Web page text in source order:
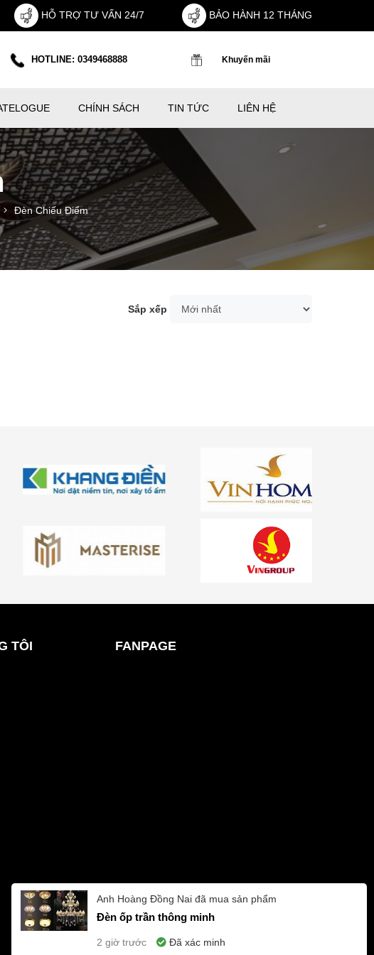
HỖ TRỢ TƯ VẤN 24/7 BẢO HÀNH 12 THÁNG
HOTLINE: 0349468888 Khuyến mãi
CHÍNH SÁCH TIN TỨC LIÊN HỆ
Đèn Chiếu Điểm
Sắp xếp
TÔI FANPAGE
Anh Hoàng Đồng Nai đã mua sản phẩm
Đèn ốp trần thông minh
2 giờ trước Đã xác minh